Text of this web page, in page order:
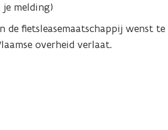
melding)
de fietsleasemaatschappij wenst te
overheid verlaat.